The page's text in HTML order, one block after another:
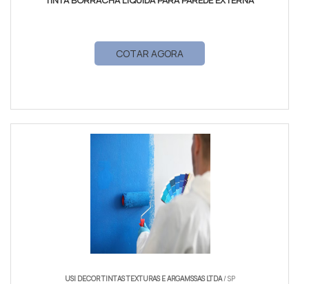
COTAR AGORA
USI DECOR TINTAS TEXTURAS E ARGAMSSAS LTDA/ SP